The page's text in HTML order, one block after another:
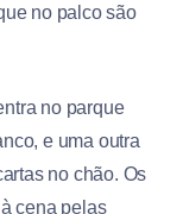
no palco são
no parque
e uma outra
no chão. Os
cena pelas